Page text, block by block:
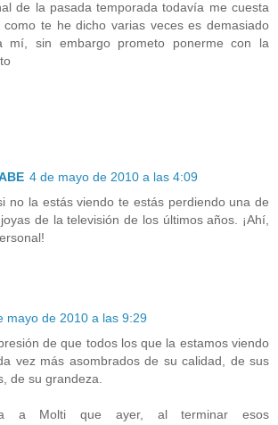
de la pasada temporada todavía me cuesta
como te he dicho varias veces es demasiado
mí, sin embargo prometo ponerme con la
4 de mayo de 2010 a las 4:09
no la estás viendo te estás perdiendo una de
de la televisión de los últimos años. ¡Ahí,
mayo de 2010 a las 9:29
de que todos los que la estamos viendo
vez más asombrados de su calidad, de sus
de su grandeza.
a Molti que ayer, al terminar esos